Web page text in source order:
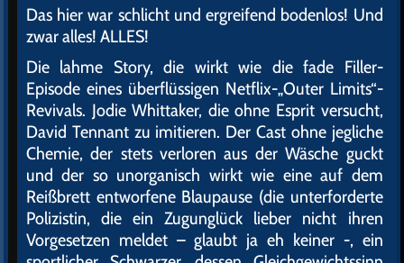
Das hier war schlicht und ergreifend bodenlos! Und
zwar alles! ALLES!
Die lahme Story, die wirkt wie die fade Filler-
Episode eines überflüssigen Netflix-„Outer Limits“-
Revivals. Jodie Whittaker, die ohne Esprit versucht,
David Tennant zu imitieren. Der Cast ohne jegliche
Chemie, der stets verloren aus der Wäsche guckt
und der so unorganisch wirkt wie eine auf dem
Reißbrett entworfene Blaupause (die unterforderte
Polizistin, die ein Zugunglück lieber nicht ihren
Vorgesetzen meldet – glaubt ja eh keiner -, ein